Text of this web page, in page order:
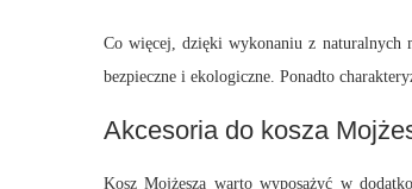
Co więcej, dzięki wykonaniu z naturalnych
bezpieczne i ekologiczne. Ponadto
Akcesoria do kosza
Kosz Mojżesza warto wyposażyć w